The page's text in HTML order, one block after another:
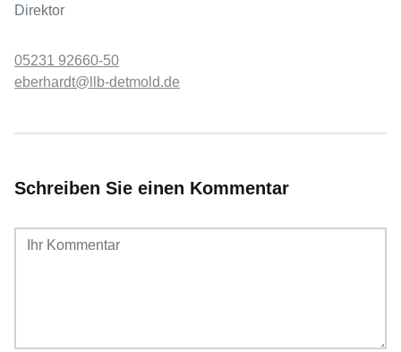
Direktor
05231 92660-50
eberhardt@llb-detmold.de
Schreiben Sie einen Kommentar